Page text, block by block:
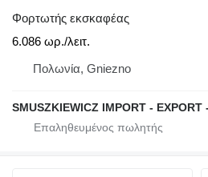
Φορτωτής εκσκαφέας
6.086 ωρ./λειτ.
Πολωνία, Gniezno